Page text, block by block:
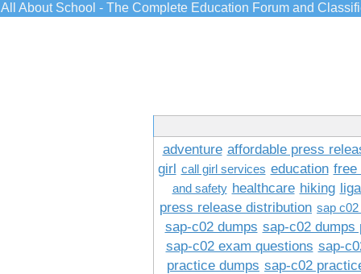
All About School - The Complete Education Forum and
adventure affordable press
girl call girl services education free
and safety healthcare hiking
press release distribution sap
sap-c02 dumps sap-c02 dumps
sap-c02 exam questions sap-
practice dumps sap-c02